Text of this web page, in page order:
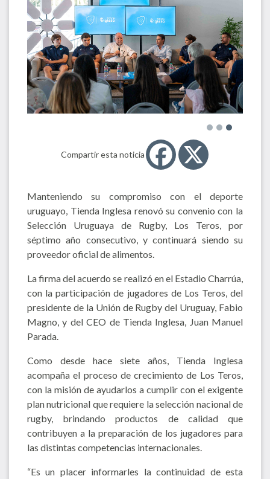
Compartir esta noticia
Manteniendo su compromiso con el deporte
uruguayo, Tienda Inglesa renovó su convenio con la
Selección Uruguaya de Rugby, Los Teros, por
séptimo año consecutivo, y continuará siendo su
proveedor oficial de alimentos.
La firma del acuerdo se realizó en el Estadio Charrúa,
con la participación de jugadores de Los Teros, del
presidente de la Unión de Rugby del Uruguay, Fabio
Magno, y del CEO de Tienda Inglesa, Juan Manuel
Parada.
Como desde hace siete años, Tienda Inglesa
acompaña el proceso de crecimiento de Los Teros,
con la misión de ayudarlos a cumplir con el exigente
plan nutricional que requiere la selección nacional de
rugby, brindando productos de calidad que
contribuyen a la preparación de los jugadores para
las distintas competencias internacionales.
“Es un placer informarles la continuidad de esta